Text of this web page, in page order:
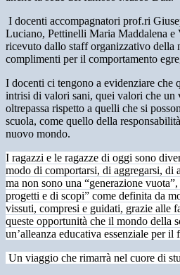
I docenti accompagnatori prof.ri
Luciano, Pettinelli Maria Maddalena e
ricevuto dallo staff organizzativo della
complimenti per il comportamento
I docenti ci tengono a evidenziare che
intrisi di valori sani, quei valori che un
oltrepassa rispetto a quelli che si
scuola, come quello della
nuovo mondo.
I ragazzi e le ragazze di oggi sono
modo di comportarsi, di aggregarsi, di
ma non sono una “generazione
progetti e di scopi” come definita da
vissuti, compresi e guidati, grazie alle
queste opportunità che il mondo della
un’alleanza educativa essenziale per il
Un viaggio che rimarrà nel cuore di